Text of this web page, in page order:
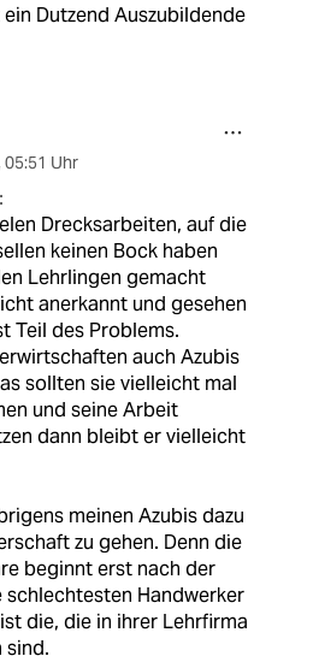
Dutzend Auszubildende
05:51 Uhr
Drecksarbeiten, auf die
keinen Bock haben
Lehrlingen gemacht
anerkannt und gesehen
Teil des Problems.
auch Azubis
sollten sie vielleicht mal
und seine Arbeit
dann bleibt er vielleicht
meinen Azubis dazu
zu gehen. Denn die
beginnt erst nach der
schlechtesten Handwerker
die, die in ihrer Lehrfirma
sind.